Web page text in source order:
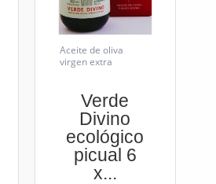
Aceite de oliva
virgen extra
Verde
Divino
ecológico
picual 6
x...